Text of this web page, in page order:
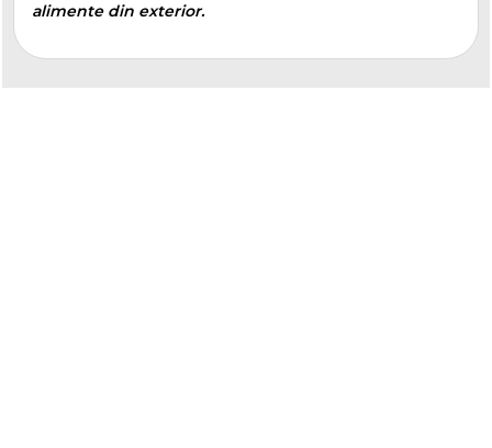
alimente din exterior.